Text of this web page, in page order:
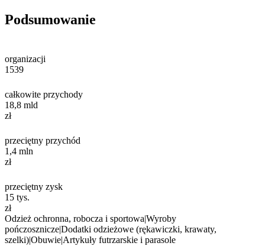
Podsumowanie
organizacji
1539
całkowite przychody
18,8 mld
zł
przeciętny przychód
1,4 mln
zł
przeciętny zysk
15 tys.
zł
Odzież ochronna, robocza i sportowaWyroby
pończoszniczeDodatki odzieżowe (rękawiczki, krawaty,
szelki)ObuwieArtykuły futrzarskie i parasole